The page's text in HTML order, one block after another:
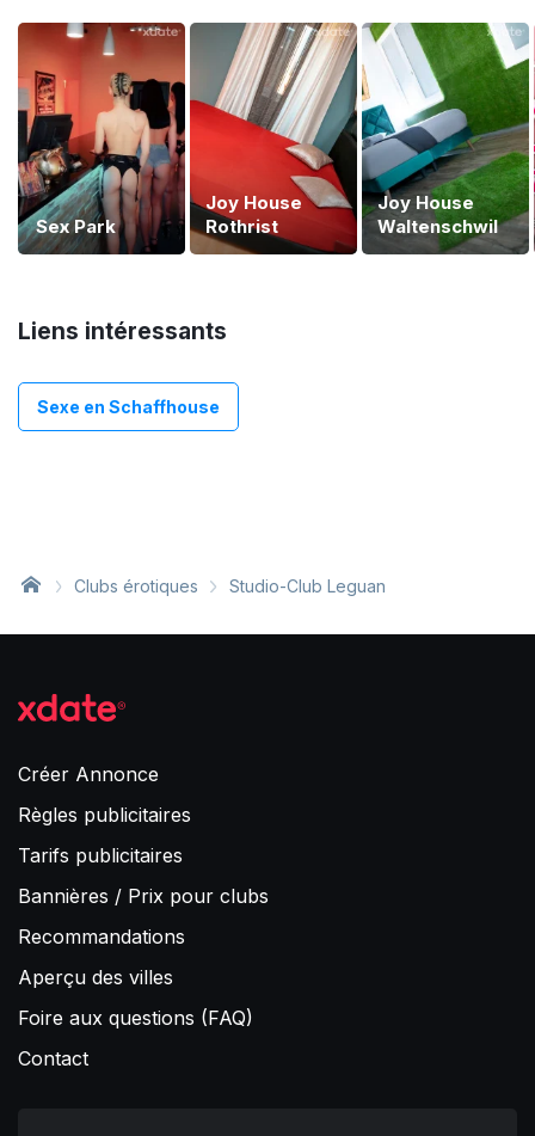
Sex Park
Joy House
Rothrist
Joy House
Waltenschwil
Liens intéressants
Sexe en Schaffhouse
Clubs érotiques Studio-Club Leguan
Créer Annonce
Règles publicitaires
Tarifs publicitaires
Bannières / Prix pour clubs
Recommandations
Aperçu des villes
Foire aux questions (FAQ)
Contact